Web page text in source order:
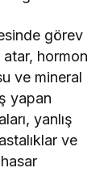
görev
atar, hormon
ve mineral
yapan
yanlış
ve